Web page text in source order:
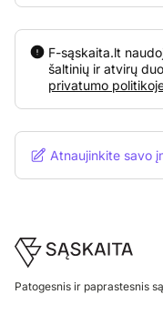
F-sąskaita.lt
šaltinių ir atvirų
privatumo
Atnaujinkite savo
Footer
Patogesnis ir paprastesnis